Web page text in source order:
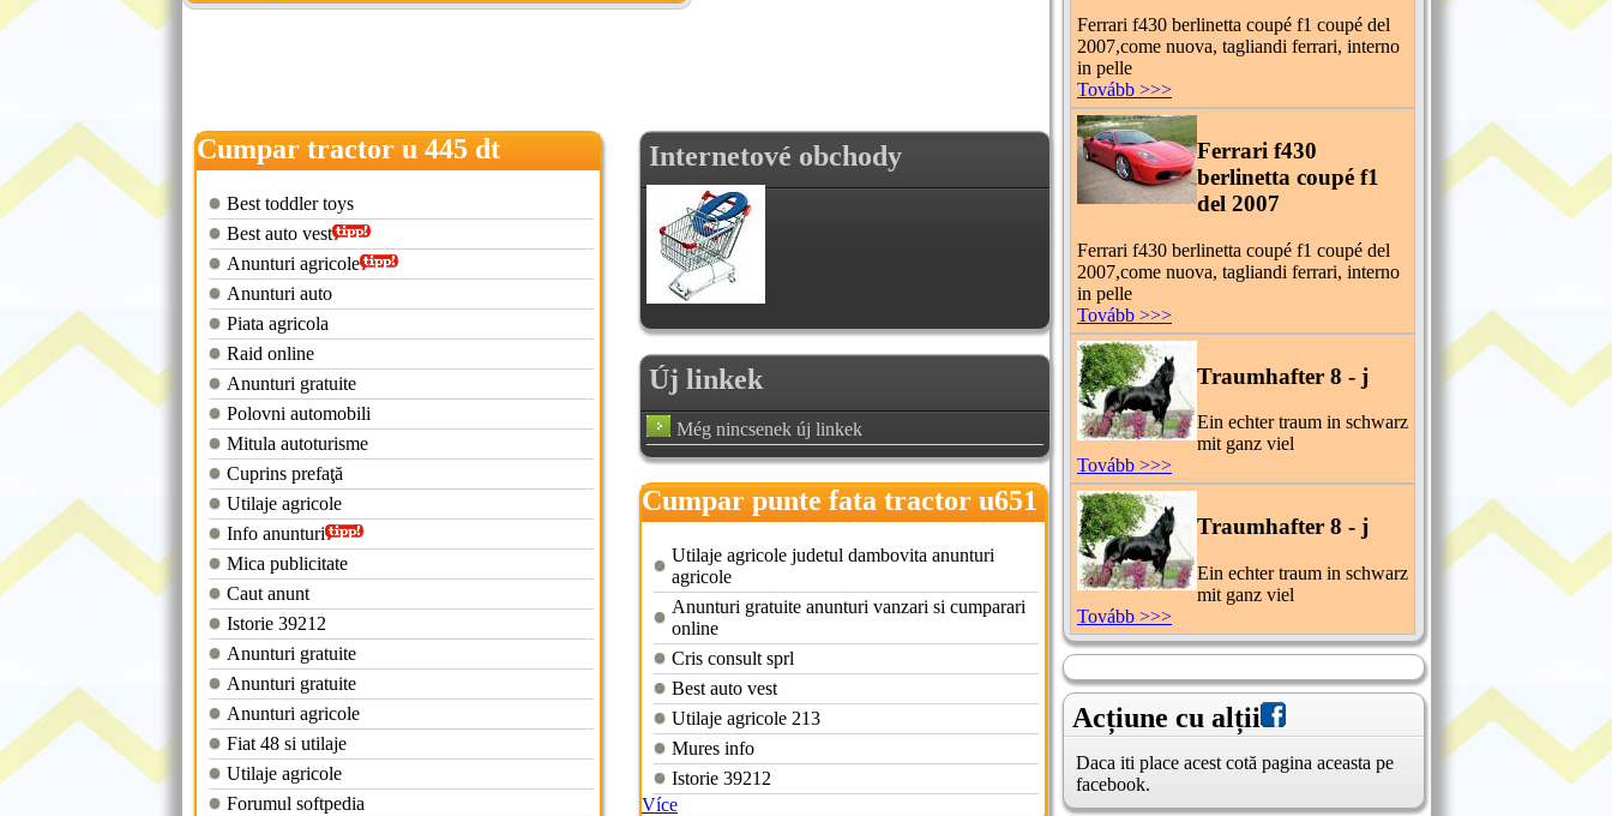
Cumpar tractor u 445 dt
Best toddler toys
Best auto vest
Anunturi agricole
Anunturi auto
Piata agricola
Raid online
Anunturi gratuite
Polovni automobili
Mitula autoturisme
Cuprins prefaţă
Utilaje agricole
Info anunturi
Mica publicitate
Caut anunt
Istorie 39212
Anunturi gratuite
Anunturi gratuite
Anunturi agricole
Fiat 48 si utilaje
Utilaje agricole
Forumul softpedia
Internetové obchody
Új linkek
Még nincsenek új linkek
Cumpar punte fata tractor u651
Utilaje agricole judetul dambovita anunturi
agricole
Anunturi gratuite anunturi vanzari si cumparari
online
Cris consult sprl
Best auto vest
Utilaje agricole 213
Mures info
Istorie 39212
Více
Ferrari f430 berlinetta coupé f1 coupé del
2007,come nuova, tagliandi ferrari, interno
in pelle
Tovább >>>
Ferrari f430
berlinetta coupé f1
del 2007
Ferrari f430 berlinetta coupé f1 coupé del
2007,come nuova, tagliandi ferrari, interno
in pelle
Tovább >>>
Traumhafter 8 - j
Ein echter traum in schwarz
mit ganz viel
Tovább >>>
Traumhafter 8 - j
Ein echter traum in schwarz
mit ganz viel
Tovább >>>
Acțiune cu alții
Daca iti place acest cotă pagina aceasta pe
facebook.